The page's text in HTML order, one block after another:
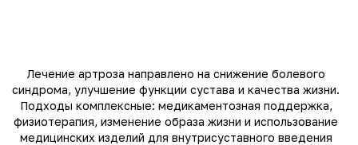
Лечение артроза направлено на снижение болевого
синдрома, улучшение функции сустава и качества жизни.
Подходы комплексные: медикаментозная поддержка,
физиотерапия, изменение образа жизни и использование
медицинских изделий для внутрисуставного введения